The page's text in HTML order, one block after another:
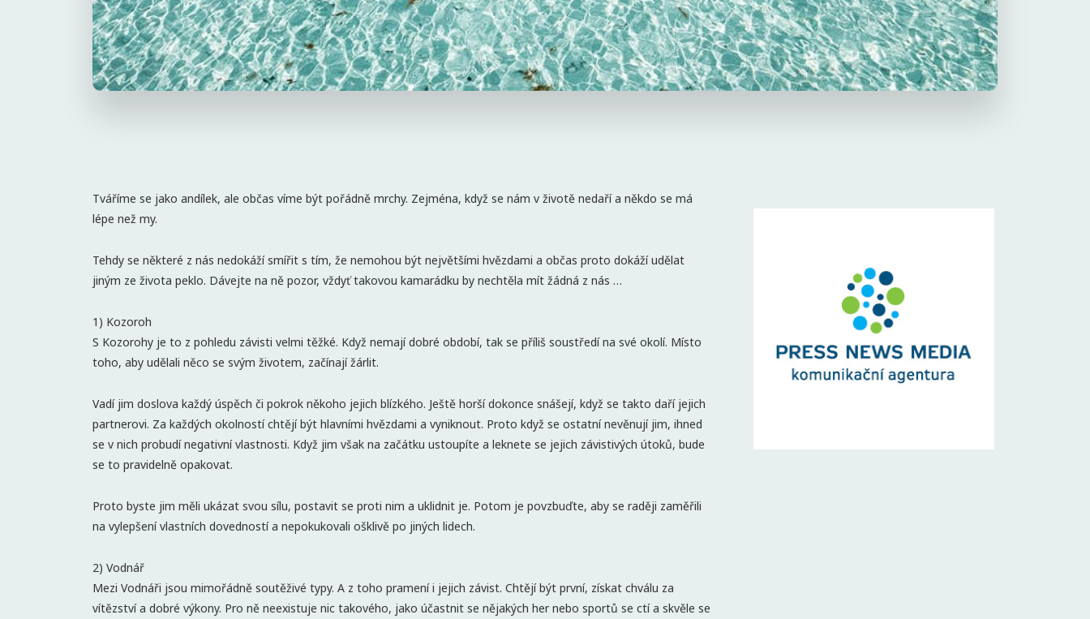
Tváříme se jako andílek, ale občas víme být pořádně mrchy. Zejména, když se nám v životě nedaří a někdo se má
lépe než my.
Tehdy se některé z nás nedokáží smířit s tím, že nemohou být největšími hvězdami a občas proto dokáží udělat
jiným ze života peklo. Dávejte na ně pozor, vždyť takovou kamarádku by nechtěla mít žádná z nás …
1) Kozoroh
S Kozorohy je to z pohledu závisti velmi těžké. Když nemají dobré období, tak se příliš soustředí na své okolí. Místo
toho, aby udělali něco se svým životem, začínají žárlit.
Vadí jim doslova každý úspěch či pokrok někoho jejich blízkého. Ještě horší dokonce snášejí, když se takto daří jejich
partnerovi. Za každých okolností chtějí být hlavními hvězdami a vyniknout. Proto když se ostatní nevěnují jim, ihned
se v nich probudí negativní vlastnosti. Když jim však na začátku ustoupíte a leknete se jejich závistivých útoků, bude
se to pravidelně opakovat.
Proto byste jim měli ukázat svou sílu, postavit se proti nim a uklidnit je. Potom je povzbuďte, aby se raději zaměřili
na vylepšení vlastních dovedností a nepokukovali ošklivě po jiných lidech.
2) Vodnář
Mezi Vodnáři jsou mimořádně soutěživé typy. A z toho pramení i jejich závist. Chtějí být první, získat chválu za
vítězství a dobré výkony. Pro ně neexistuje nic takového, jako účastnit se nějakých her nebo sportů se ctí a skvěle se